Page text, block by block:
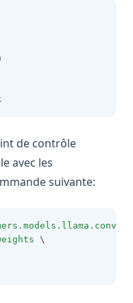
de contrôle
avec les
suivante:
\